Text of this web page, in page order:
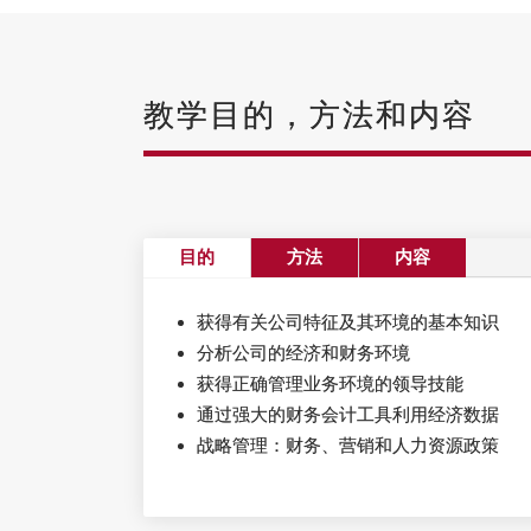
教学目的，方法和内容
目的 方法 内容
获得有关公司特征及其环境的基本知识
分析公司的经济和财务环境
获得正确管理业务环境的领导技能
通过强大的财务会计工具利用经济数据
战略管理：财务、营销和人力资源政策